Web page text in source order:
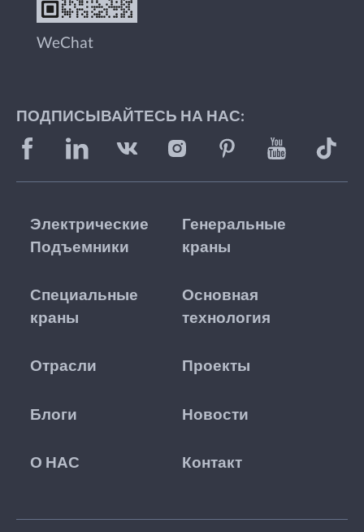
WeChat
ПОДПИСЫВАЙТЕСЬ НА НАС:
Электрические
Подъемники
Генеральные
краны
Специальные
краны
Основная
технология
Отрасли Проекты
Блоги Новости
О НАС Контакт